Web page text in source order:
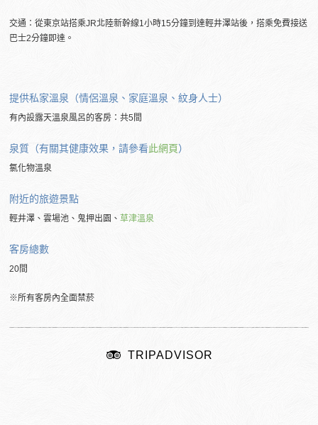
交通：從東京站搭乘JR北陸新幹線1小時15分鐘到達輕井澤站後，搭乘免費接送
巴士2分鐘即達。
提供私家溫泉（情侶溫泉、家庭溫泉、紋身人士）
有內設露天溫泉風呂的客房：共5間
泉質（有關其健康效果，請參看此網頁）
氯化物溫泉
附近的旅遊景點
輕井澤、雲場池、鬼押出園、草津溫泉
客房總數
20間
※所有客房內全面禁菸
TRIPADVISOR